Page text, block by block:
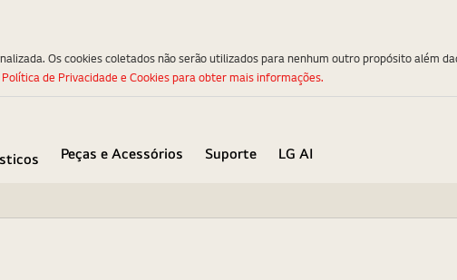
Peças e Acessórios Suporte
LG AI
Os cookies coletados não serão utilizados para nenhum outro propósito além
Política de Privacidade e Cookies para obter mais informações.